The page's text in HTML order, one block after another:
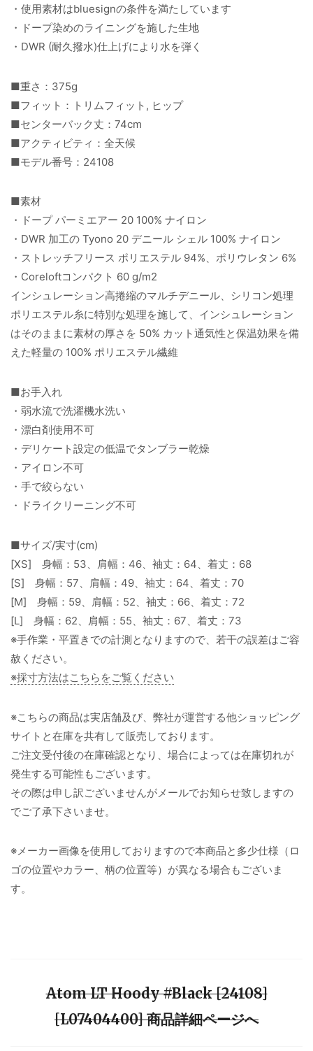
・使用素材はbluesignの条件を満たしています
・ドープ染めのライニングを施した生地
・DWR (耐久撥水)仕上げにより水を弾く
■重さ：375g
■フィット：トリムフィット, ヒップ
■センターバック丈：74cm
■アクティビティ：全天候
■モデル番号：24108
■素材
・ドープ パーミエアー 20 100% ナイロン
・DWR 加工の Tyono 20 デニール シェル 100% ナイロン
・ストレッチフリース ポリエステル 94%、ポリウレタン 6%
・Coreloftコンパクト 60 g/m2
インシュレーション高捲縮のマルチデニール、シリコン処理
ポリエステル糸に特別な処理を施して、インシュレーション
はそのままに素材の厚さを 50% カット通気性と保温効果を備
えた軽量の 100% ポリエステル繊維
■お手入れ
・弱水流で洗濯機水洗い
・漂白剤使用不可
・デリケート設定の低温でタンブラー乾燥
・アイロン不可
・手で絞らない
・ドライクリーニング不可
■サイズ/実寸(cm)
[XS] 身幅：53、肩幅：46、袖丈：64、着丈：68
[S] 身幅：57、肩幅：49、袖丈：64、着丈：70
[M] 身幅：59、肩幅：52、袖丈：66、着丈：72
[L] 身幅：62、肩幅：55、袖丈：67、着丈：73
※手作業・平置きでの計測となりますので、若干の誤差はご容
赦ください。
※採寸方法はこちらをご覧ください
※こちらの商品は実店舗及び、弊社が運営する他ショッピング
サイトと在庫を共有して販売しております。
ご注文受付後の在庫確認となり、場合によっては在庫切れが
発生する可能性もございます。
その際は申し訳ございませんがメールでお知らせ致しますの
でご了承下さいませ。
※メーカー画像を使用しておりますので本商品と多少仕様（ロ
ゴの位置やカラー、柄の位置等）が異なる場合もございま
す。
Atom LT Hoody #Black [24108]
[L07404400] 商品詳細ページへ